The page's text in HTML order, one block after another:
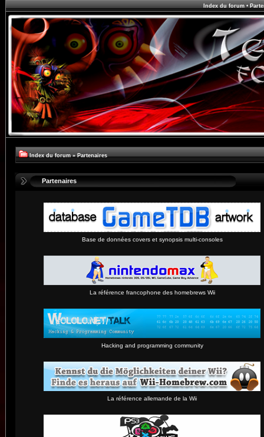
Index du forum•
Index du forum » Partenaires
Partenaires
Base de données covers et synopsis multi-consoles
La référence francophone des homebrews Wii
Hacking and programming community
La référence allemande de la Wii